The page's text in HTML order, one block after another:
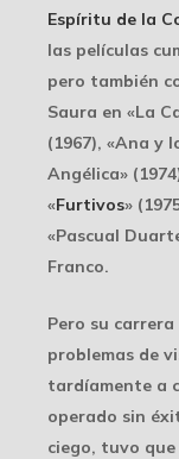
Espíritu de la
las películas
pero también
Saura en «La
(1967), «Ana y
Angélica»
«Furtivos»
«Pascual
Franco.
Pero su
problemas de
tardíamente a
operado sin
ciego, tuvo